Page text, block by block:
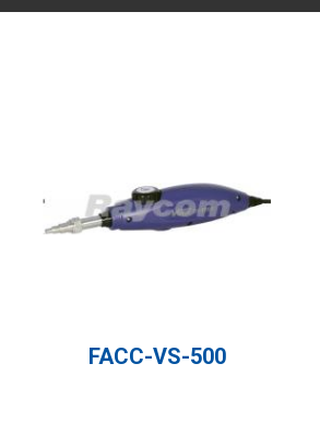
FACC-VS-500